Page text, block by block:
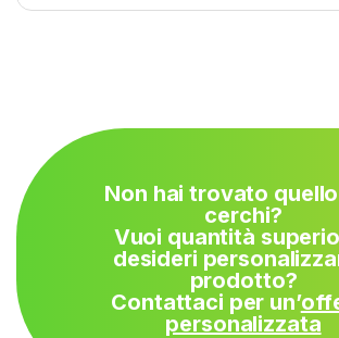
Non hai trovato
cerchi?
Vuoi quantità
desideri
prodotto?
Contattaci per un’
personalizzata